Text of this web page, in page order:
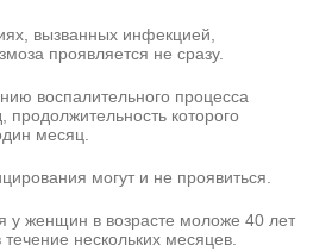
вызванных инфекцией,
проявляется не сразу.
воспалительного процесса
которого
месяц.
могут и не проявиться.
у женщин в возрасте моложе 40 лет
нескольких месяцев.